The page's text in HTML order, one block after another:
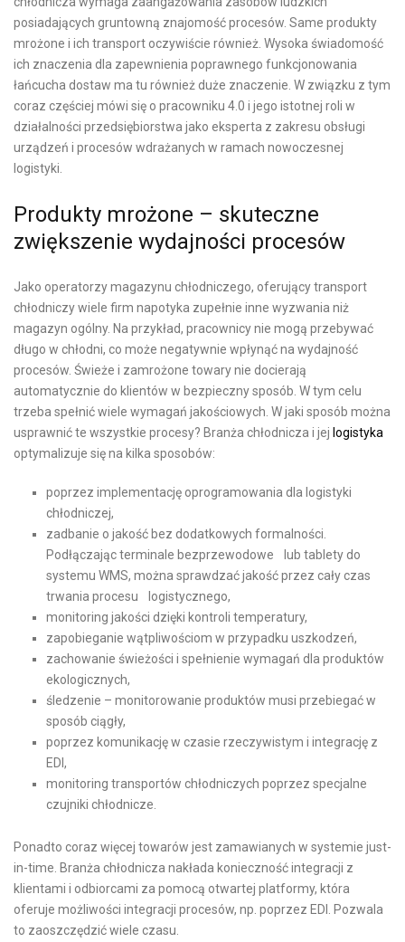
posiadających gruntowną znajomość procesów. Same produkty
mrożone i ich transport oczywiście również. Wysoka świadomość
ich znaczenia dla zapewnienia poprawnego funkcjonowania
łańcucha dostaw ma tu również duże znaczenie. W związku z tym
coraz częściej mówi się o pracowniku 4.0 i jego istotnej roli w
działalności przedsiębiorstwa jako eksperta z zakresu obsługi
urządzeń i procesów wdrażanych w ramach nowoczesnej
logistyki.
Produkty mrożone – skuteczne
zwiększenie wydajności procesów
Jako operatorzy magazynu chłodniczego, oferujący transport
chłodniczy wiele firm napotyka zupełnie inne wyzwania niż
magazyn ogólny. Na przykład, pracownicy nie mogą przebywać
długo w chłodni, co może negatywnie wpłynąć na wydajność
procesów. Świeże i zamrożone towary nie docierają
automatycznie do klientów w bezpieczny sposób. W tym celu
trzeba spełnić wiele wymagań jakościowych. W jaki sposób można
usprawnić te wszystkie procesy? Branża chłodnicza i jej logistyka
optymalizuje się na kilka sposobów:
poprzez implementację oprogramowania dla logistyki
chłodniczej,
zadbanie o jakość bez dodatkowych formalności.
Podłączając terminale bezprzewodowe lub tablety do
systemu WMS, można sprawdzać jakość przez cały czas
trwania procesu logistycznego,
monitoring jakości dzięki kontroli temperatury,
zapobieganie wątpliwościom w przypadku uszkodzeń,
zachowanie świeżości i spełnienie wymagań dla produktów
ekologicznych,
śledzenie – monitorowanie produktów musi przebiegać w
sposób ciągły,
poprzez komunikację w czasie rzeczywistym i integrację z
EDI,
monitoring transportów chłodniczych poprzez specjalne
czujniki chłodnicze.
Ponadto coraz więcej towarów jest zamawianych w systemie just-
in-time. Branża chłodnicza nakłada konieczność integracji z
klientami i odbiorcami za pomocą otwartej platformy, która
oferuje możliwości integracji procesów, np. poprzez EDI. Pozwala
to zaoszczędzić wiele czasu.